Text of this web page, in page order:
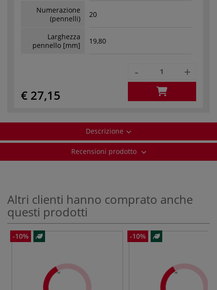
Numerazione
(pennelli)
20
Larghezza
pennello [mm]
19,80
€ 27,15
- +
Descrizione
Recensioni prodotto
Altri clienti hanno comprato anche
questi prodotti
-10% -10%